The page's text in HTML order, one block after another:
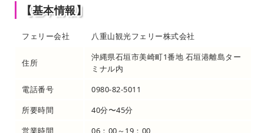
【基本情報】
フェリー会社 八重山観光フェリー株式会社
住所
沖縄県石垣市美崎町1番地 石垣港離島ター
ミナル内
電話番号
0980-82-5011
所要時間
40分〜45分
営業時間
06：00～19：00